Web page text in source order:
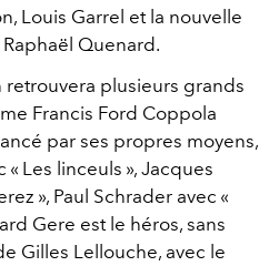
Louis Garrel et la nouvelle
Quenard.
retrouvera plusieurs grands
Francis Ford Coppola
par ses propres moyens,
Les linceuls », Jacques
», Paul Schrader avec «
Gere est le héros, sans
Gilles Lellouche, avec le